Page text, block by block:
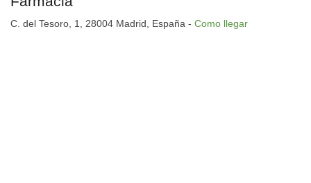
C. del Tesoro, 1, 28004 Madrid, España - Como llegar